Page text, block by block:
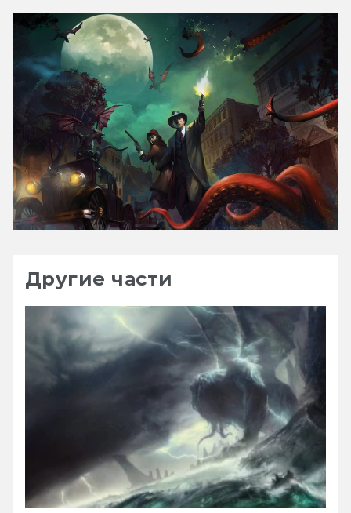
Другие части